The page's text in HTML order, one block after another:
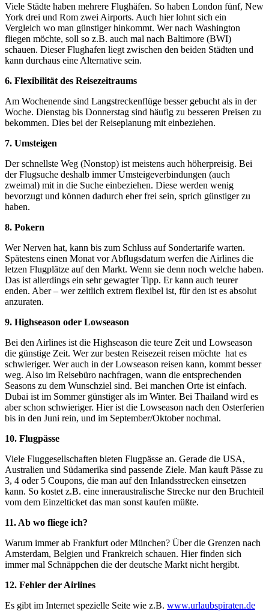
Viele Städte haben mehrere Flughäfen. So haben London fünf, New
York drei und Rom zwei Airports. Auch hier lohnt sich ein
Vergleich wo man günstiger hinkommt. Wer nach Washington
fliegen möchte, soll so z.B. auch mal nach Baltimore (BWI)
schauen. Dieser Flughafen liegt zwischen den beiden Städten und
kann durchaus eine Alternative sein.
6. Flexibilität des Reisezeitraums
Am Wochenende sind Langstreckenflüge besser gebucht als in der
Woche. Dienstag bis Donnerstag sind häufig zu besseren Preisen zu
bekommen. Dies bei der Reiseplanung mit einbeziehen.
7. Umsteigen
Der schnellste Weg (Nonstop) ist meistens auch höherpreisig. Bei
der Flugsuche deshalb immer Umsteigeverbindungen (auch
zweimal) mit in die Suche einbeziehen. Diese werden wenig
bevorzugt und können dadurch eher frei sein, sprich günstiger zu
haben.
8. Pokern
Wer Nerven hat, kann bis zum Schluss auf Sondertarife warten.
Spätestens einen Monat vor Abflugsdatum werfen die Airlines die
letzen Flugplätze auf den Markt. Wenn sie denn noch welche haben.
Das ist allerdings ein sehr gewagter Tipp. Er kann auch teurer
enden. Aber – wer zeitlich extrem flexibel ist, für den ist es absolut
anzuraten.
9. Highseason oder Lowseason
Bei den Airlines ist die Highseason die teure Zeit und Lowseason
die günstige Zeit. Wer zur besten Reisezeit reisen möchte hat es
schwieriger. Wer auch in der Lowseason reisen kann, kommt besser
weg. Also im Reisebüro nachfragen, wann die entsprechenden
Seasons zu dem Wunschziel sind. Bei manchen Orte ist einfach.
Dubai ist im Sommer günstiger als im Winter. Bei Thailand wird es
aber schon schwieriger. Hier ist die Lowseason nach den Osterferien
bis in den Juni rein, und im September/Oktober nochmal.
10. Flugpässe
Viele Fluggesellschaften bieten Flugpässe an. Gerade die USA,
Australien und Südamerika sind passende Ziele. Man kauft Pässe zu
3, 4 oder 5 Coupons, die man auf den Inlandsstrecken einsetzen
kann. So kostet z.B. eine inneraustralische Strecke nur den Bruchteil
vom dem Einzelticket das man sonst kaufen müßte.
11. Ab wo fliege ich?
Warum immer ab Frankfurt oder München? Über die Grenzen nach
Amsterdam, Belgien und Frankreich schauen. Hier finden sich
immer mal Schnäppchen die der deutsche Markt nicht hergibt.
12. Fehler der Airlines
Es gibt im Internet spezielle Seite wie z.B. www.urlaubspiraten.de